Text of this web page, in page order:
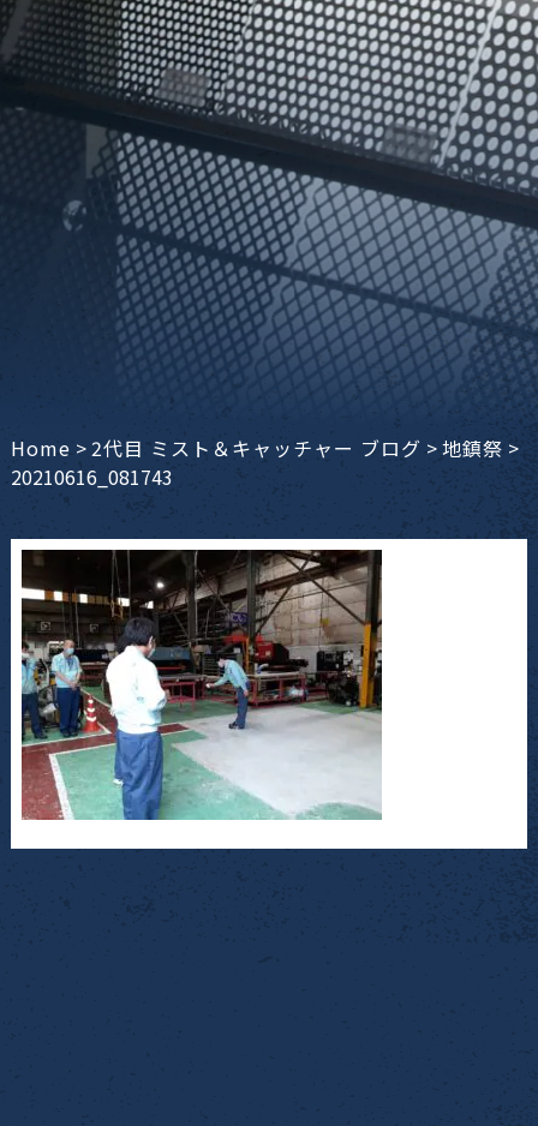
Home >2代目 ミスト＆キャッチャー ブログ >地鎮祭 >
20210616_081743